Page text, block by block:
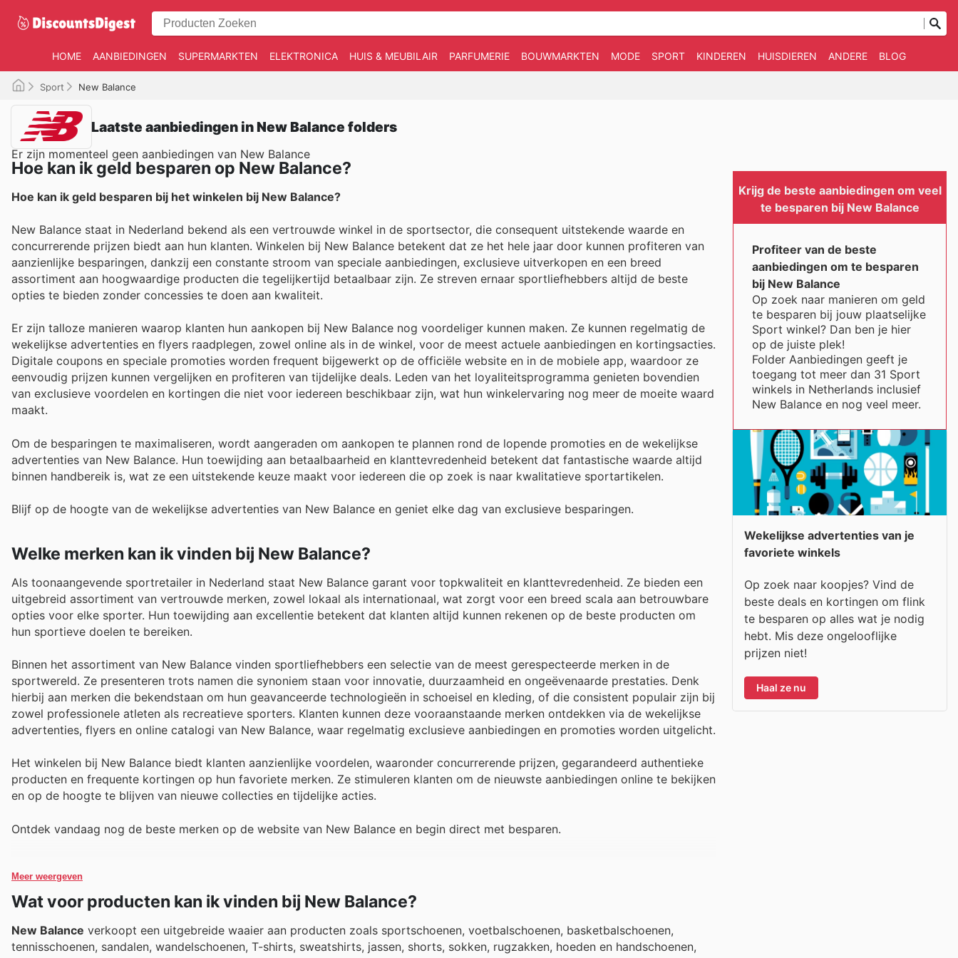
HOME AANBIEDINGEN SUPERMARKTEN ELEKTRONICA HUIS & MEUBILAIR PARFUMERIE BOUWMARKTEN MODE SPORT KINDEREN HUISDIEREN ANDERE BLOG
Sport New Balance
Laatste aanbiedingen in New Balance folders
Er zijn momenteel geen aanbiedingen van New Balance
Hoe kan ik geld besparen op New Balance?
Hoe kan ik geld besparen bij het winkelen bij New Balance?
New Balance staat in Nederland bekend als een vertrouwde winkel in de sportsector, die consequent uitstekende waarde en
concurrerende prijzen biedt aan hun klanten. Winkelen bij New Balance betekent dat ze het hele jaar door kunnen profiteren van
aanzienlijke besparingen, dankzij een constante stroom van speciale aanbiedingen, exclusieve uitverkopen en een breed
assortiment aan hoogwaardige producten die tegelijkertijd betaalbaar zijn. Ze streven ernaar sportliefhebbers altijd de beste
opties te bieden zonder concessies te doen aan kwaliteit.
Er zijn talloze manieren waarop klanten hun aankopen bij New Balance nog voordeliger kunnen maken. Ze kunnen regelmatig de
wekelijkse advertenties en flyers raadplegen, zowel online als in de winkel, voor de meest actuele aanbiedingen en kortingsacties.
Digitale coupons en speciale promoties worden frequent bijgewerkt op de officiële website en in de mobiele app, waardoor ze
eenvoudig prijzen kunnen vergelijken en profiteren van tijdelijke deals. Leden van het loyaliteitsprogramma genieten bovendien
van exclusieve voordelen en kortingen die niet voor iedereen beschikbaar zijn, wat hun winkelervaring nog meer de moeite waard
maakt.
Om de besparingen te maximaliseren, wordt aangeraden om aankopen te plannen rond de lopende promoties en de wekelijkse
advertenties van New Balance. Hun toewijding aan betaalbaarheid en klanttevredenheid betekent dat fantastische waarde altijd
binnen handbereik is, wat ze een uitstekende keuze maakt voor iedereen die op zoek is naar kwalitatieve sportartikelen.
Blijf op de hoogte van de wekelijkse advertenties van New Balance en geniet elke dag van exclusieve besparingen.
Welke merken kan ik vinden bij New Balance?
Als toonaangevende sportretailer in Nederland staat New Balance garant voor topkwaliteit en klanttevredenheid. Ze bieden een
uitgebreid assortiment van vertrouwde merken, zowel lokaal als internationaal, wat zorgt voor een breed scala aan betrouwbare
opties voor elke sporter. Hun toewijding aan excellentie betekent dat klanten altijd kunnen rekenen op de beste producten om
hun sportieve doelen te bereiken.
Binnen het assortiment van New Balance vinden sportliefhebbers een selectie van de meest gerespecteerde merken in de
sportwereld. Ze presenteren trots namen die synoniem staan voor innovatie, duurzaamheid en ongeëvenaarde prestaties. Denk
hierbij aan merken die bekendstaan om hun geavanceerde technologieën in schoeisel en kleding, of die consistent populair zijn bij
zowel professionele atleten als recreatieve sporters. Klanten kunnen deze vooraanstaande merken ontdekken via de wekelijkse
advertenties, flyers en online catalogi van New Balance, waar regelmatig exclusieve aanbiedingen en promoties worden uitgelicht.
Het winkelen bij New Balance biedt klanten aanzienlijke voordelen, waaronder concurrerende prijzen, gegarandeerd authentieke
producten en frequente kortingen op hun favoriete merken. Ze stimuleren klanten om de nieuwste aanbiedingen online te bekijken
en op de hoogte te blijven van nieuwe collecties en tijdelijke acties.
Ontdek vandaag nog de beste merken op de website van New Balance en begin direct met besparen.
Meer weergeven
Wat voor producten kan ik vinden bij New Balance?
New Balance verkoopt een uitgebreide waaier aan producten zoals sportschoenen, voetbalschoenen, basketbalschoenen,
tennisschoenen, sandalen, wandelschoenen, T-shirts, sweatshirts, jassen, shorts, sokken, rugzakken, hoeden en handschoenen,
Krijg de beste aanbiedingen om veel
te besparen bij New Balance
Profiteer van de beste
aanbiedingen om te besparen
bij New Balance
Op zoek naar manieren om geld
te besparen bij jouw plaatselijke
Sport winkel? Dan ben je hier
op de juiste plek!
Folder Aanbiedingen geeft je
toegang tot meer dan 31 Sport
winkels in Netherlands inclusief
New Balance en nog veel meer.
Wekelijkse advertenties van je
favoriete winkels
Op zoek naar koopjes? Vind de
beste deals en kortingen om flink
te besparen op alles wat je nodig
hebt. Mis deze ongelooflijke
prijzen niet!
Haal ze nu